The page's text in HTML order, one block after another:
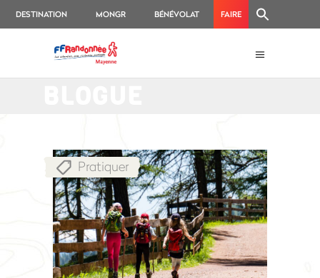
DESTINATION MONGR BÉNÉVOLAT FAIRE
Pratiquer